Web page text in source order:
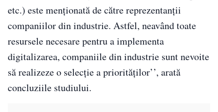
etc.) este menționată de către reprezentanții
companiilor din industrie. Astfel, neavând toate
resursele necesare pentru a implementa
digitalizarea, companiile din industrie sunt nevoite
să realizeze o selecție a priorităților’’, arată
concluziile studiului.